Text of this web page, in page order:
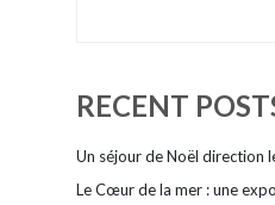
RECENT
Un séjour de Noël direction
Le Cœur de la mer : une